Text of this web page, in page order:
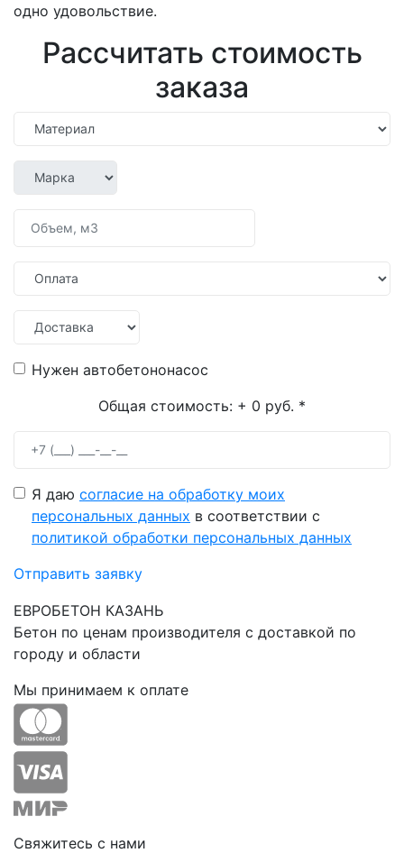
одно удовольствие.
Рассчитать стоимость
заказа
Нужен автобетононасос
Общая стоимость: + 0 руб. *
Я даю согласие на обработку моих
персональных данных в соответствии с
политикой обработки персональных данных
Отправить заявку
ЕВРОБЕТОН КАЗАНЬ
Бетон по ценам производителя с доставкой по
городу и области
Мы принимаем к оплате
Свяжитесь с нами